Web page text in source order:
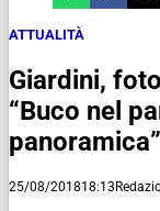
ATTUALITÀ
Giardini,
“Buco nel
panoramica”
25/08/201818:13